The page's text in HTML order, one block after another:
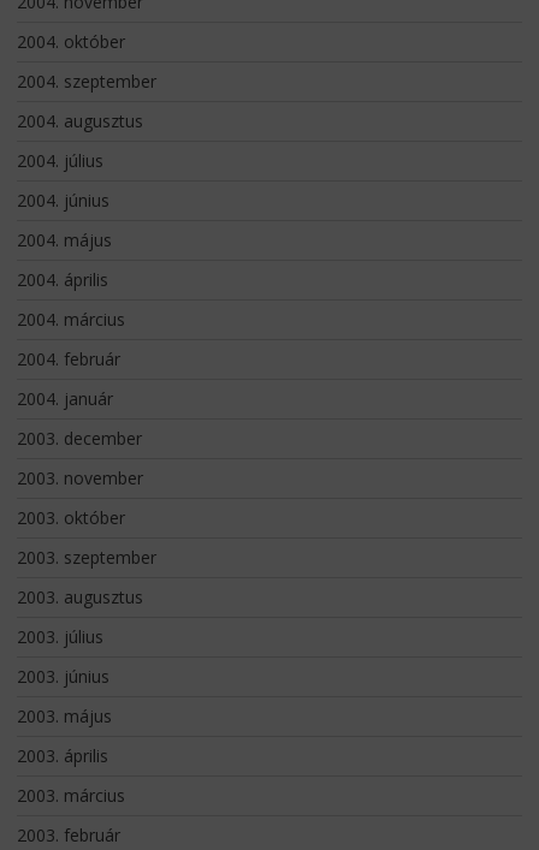
2004. október
2004. szeptember
2004. augusztus
2004. július
2004. június
2004. május
2004. április
2004. március
2004. február
2004. január
2003. december
2003. november
2003. október
2003. szeptember
2003. augusztus
2003. július
2003. június
2003. május
2003. április
2003. március
2003. február